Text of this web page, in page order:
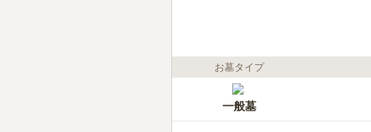
お墓タイプ
一般墓